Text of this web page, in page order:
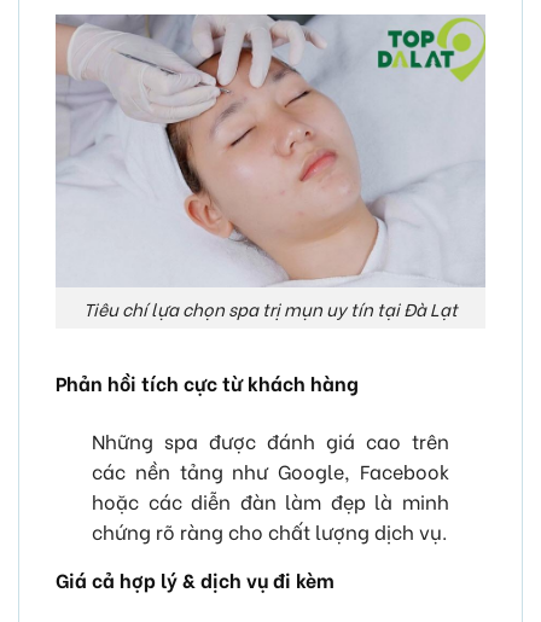
Tiêu chí lựa chọn spa trị mụn uy tín tại Đà Lạt
Phản hồi tích cực từ khách hàng
Những spa được đánh giá cao trên
các nền tảng như Google, Facebook
hoặc các diễn đàn làm đẹp là minh
chứng rõ ràng cho chất lượng dịch vụ.
Giá cả hợp lý & dịch vụ đi kèm